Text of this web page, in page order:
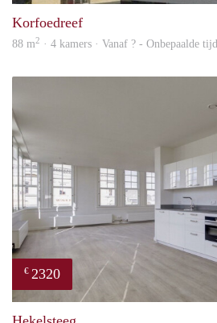
Korfoedreef
88 m2 · 4 kamers · Vanaf ? - Onbepaalde tijd
€ 2320